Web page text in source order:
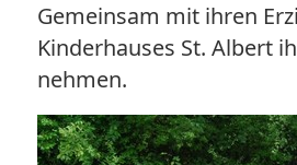
Gemeinsam mit ihren
Kinderhauses St. Albert
nehmen.